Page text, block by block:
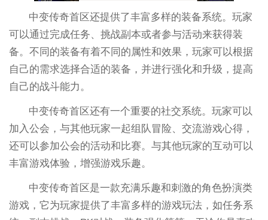
中变传奇首区还提供了丰富多样的装备系统。玩家
可以通过完成任务、挑战副本或者参与活动来获得装
备。不同的装备有着不同的属性和效果，玩家可以根据
自己的需求选择合适的装备，并进行强化和升级，提高
自己的战斗能力。
中变传奇首区还有一个重要的社交系统。玩家可以
加入公会，与其他玩家一起组队冒险、交流游戏心得，
还可以参加公会的活动和比赛。与其他玩家的互动可以
丰富游戏体验，增强游戏乐趣。
中变传奇首区是一款充满乐趣和刺激的角色扮演类
游戏，它为玩家提供了丰富多样的游戏玩法，如任务系